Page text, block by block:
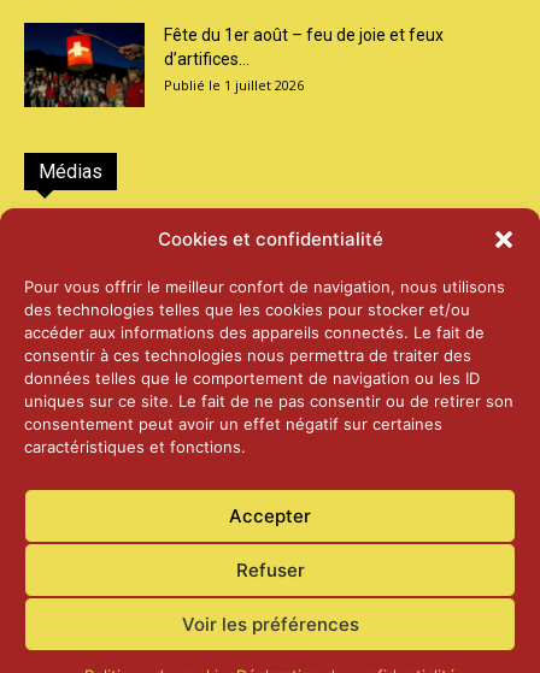
Cookies et confidentialité
Pour vous offrir le meilleur confort de navigation, nous utilisons
des technologies telles que les cookies pour stocker et/ou
accéder aux informations des appareils connectés. Le fait de
consentir à ces technologies nous permettra de traiter des
données telles que le comportement de navigation ou les ID
uniques sur ce site. Le fait de ne pas consentir ou de retirer son
consentement peut avoir un effet négatif sur certaines
caractéristiques et fonctions.
Accepter
Refuser
Voir les préférences
Fête du 1er août – feu de joie et feux
d’artifices...
1 juillet 2026
Médias
2026 – Laiterie d’Orsières et Abbaye de St-
25 juin 2026
2025 – Palais Fédéral – Berne
25 juin 2026
14 janvier 2025
Actualités Contact Confidentialité